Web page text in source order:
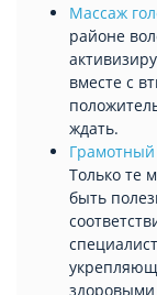
Массаж
районе
вместе с
ждать.
Только те
быть